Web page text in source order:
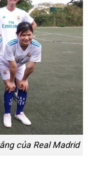
của Real Madrid